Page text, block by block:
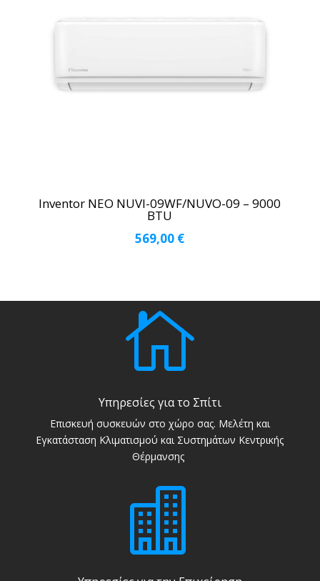
Inventor NEO ΝUVI-09WF/ΝUVO-09 – 9000
BTU
569,00 €

Υπηρεσίες για το Σπίτι
Επισκευή συσκευών στο χώρο σας. Μελέτη και
Εγκατάσταση Κλιματισμού και Συστημάτων Κεντρικής
Θέρμανσης
